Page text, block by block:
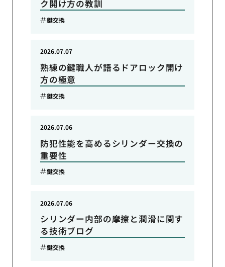
ク開け方の教訓
鍵交換
熟練の鍵職人が語るドアロック開け
方の極意
2026.07.07
鍵交換
防犯性能を高めるシリンダー交換の
重要性
2026.07.06
鍵交換
シリンダー内部の摩擦と潤滑に関す
る技術ブログ
2026.07.06
鍵交換